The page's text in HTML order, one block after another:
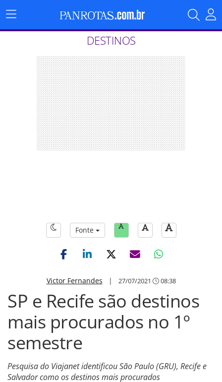
Menu
Principal
DESTINOS
Fonte
Victor Fernandes | 27/07/2021 08:38
SP e Recife são destinos
mais procurados no 1º
semestre
Pesquisa do Viajanet identificou São Paulo (GRU), Recife e
Salvador como os destinos mais procurados